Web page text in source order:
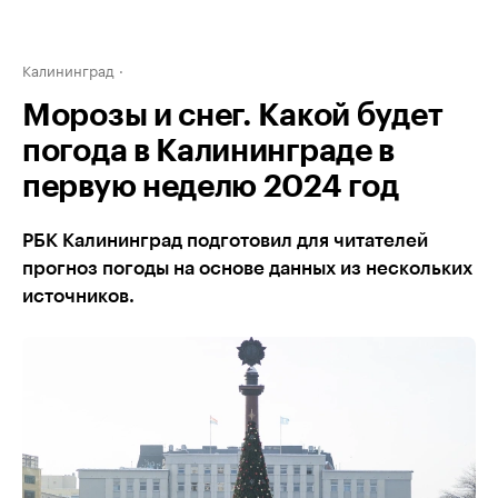
Калининград
Морозы и снег. Какой будет
погода в Калининграде в
первую неделю 2024 год
РБК Калининград подготовил для читателей
прогноз погоды на основе данных из нескольких
источников.